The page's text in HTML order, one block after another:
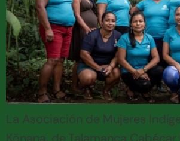
La Asociación de Mujeres